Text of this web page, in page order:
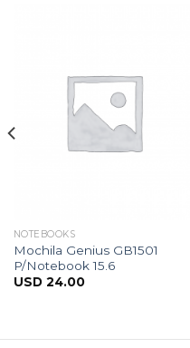
NOTEBOOKS
Mochila Genius GB1501
P/Notebook 15.6
USD 24.00